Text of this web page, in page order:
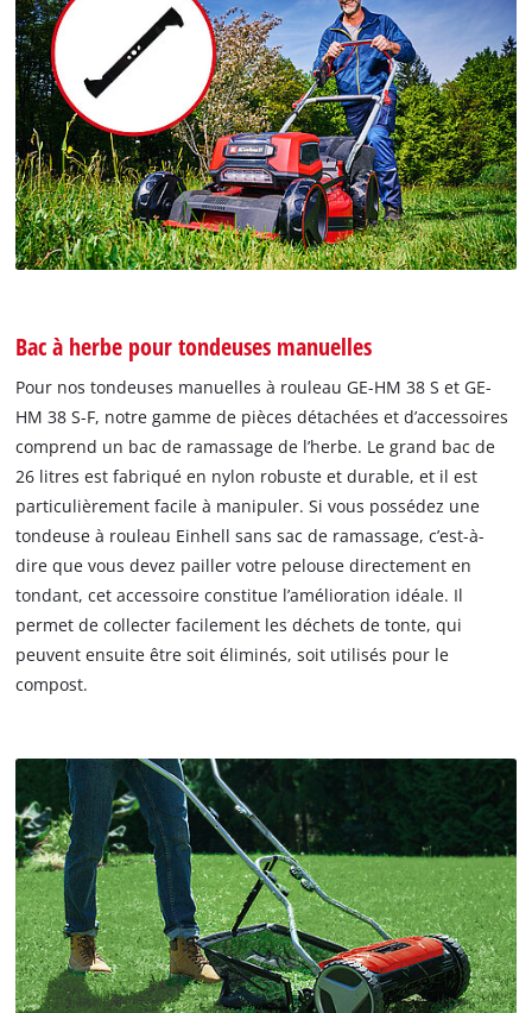
Bac à herbe pour tondeuses manuelles
Pour nos tondeuses manuelles à rouleau GE-HM 38 S et GE-
HM 38 S-F, notre gamme de pièces détachées et d’accessoires
comprend un bac de ramassage de l’herbe. Le grand bac de
26 litres est fabriqué en nylon robuste et durable, et il est
particulièrement facile à manipuler. Si vous possédez une
tondeuse à rouleau Einhell sans sac de ramassage, c’est-à-
dire que vous devez pailler votre pelouse directement en
tondant, cet accessoire constitue l’amélioration idéale. Il
permet de collecter facilement les déchets de tonte, qui
peuvent ensuite être soit éliminés, soit utilisés pour le
compost.